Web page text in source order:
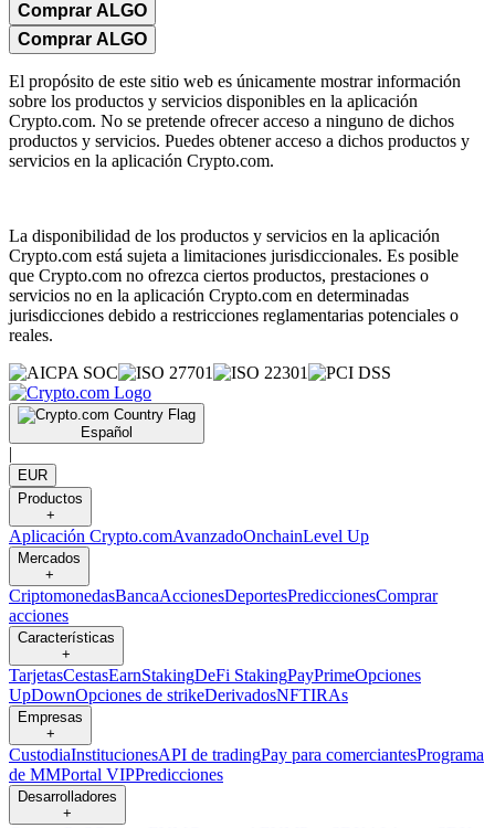
Comprar ALGO
Comprar ALGO
El propósito de este sitio web es únicamente mostrar información
sobre los productos y servicios disponibles en la aplicación
Crypto.com. No se pretende ofrecer acceso a ninguno de dichos
productos y servicios. Puedes obtener acceso a dichos productos y
servicios en la aplicación Crypto.com.
La disponibilidad de los productos y servicios en la aplicación
Crypto.com está sujeta a limitaciones jurisdiccionales. Es posible
que Crypto.com no ofrezca ciertos productos, prestaciones o
servicios no en la aplicación Crypto.com en determinadas
jurisdicciones debido a restricciones reglamentarias potenciales o
reales.
Español
|
EUR
Productos
+
Aplicación Crypto.comAvanzadoOnchainLevel Up
Mercados
+
CriptomonedasBancaAccionesDeportesPrediccionesComprar
acciones
Características
+
TarjetasCestasEarnStakingDeFi StakingPayPrimeOpciones
UpDownOpciones de strikeDerivadosNFTIRAs
Empresas
+
CustodiaInstitucionesAPI de tradingPay para comerciantesPrograma
de MMPortal VIPPredicciones
Desarrolladores
+